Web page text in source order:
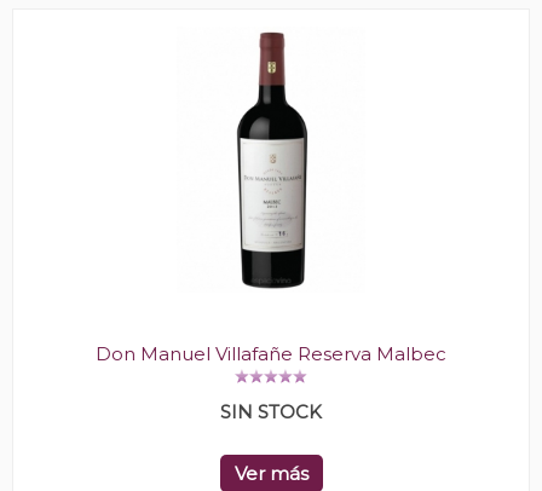
Don Manuel Villafañe Reserva Malbec
SIN STOCK
Ver más